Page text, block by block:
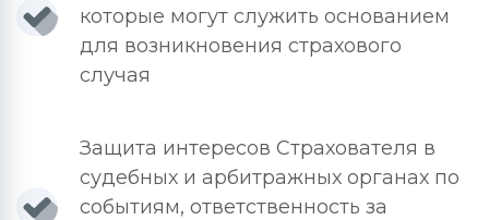
которые могут служить основанием
для возникновения страхового
случая
Защита интересов Страхователя в
судебных и арбитражных органах по
событиям, ответственность за